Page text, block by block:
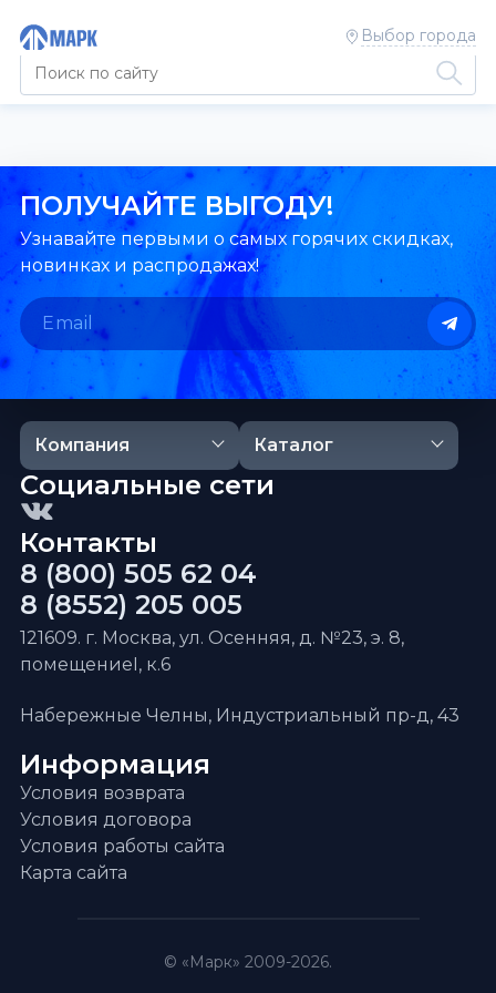
Выбор города
ПОЛУЧАЙТЕ ВЫГОДУ!
Узнавайте первыми о самых горячих скидках,
новинках и распродажах!
Компания Каталог
Информация
Условия возврата
Условия договора
Условия работы сайта
Карта сайта
Контакты
8 (800) 505 62 04
8 (8552) 205 005
121609. г. Москва, ул. Осенняя, д. №23, э. 8,
помещениеI, к.6
Набережные Челны, Индустриальный пр-д, 43
Социальные сети
© «Марк» 2009-2026.